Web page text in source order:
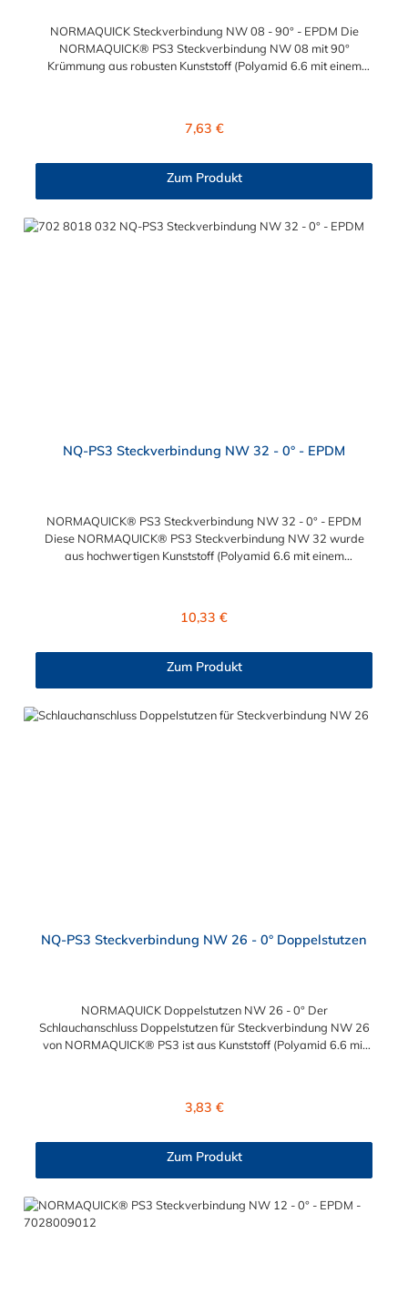
NORMAQUICK Steckverbindung NW 08 - 90° - EPDM Die
NORMAQUICK® PS3 Steckverbindung NW 08 mit 90°
Krümmung aus robusten Kunststoff (Polyamid 6.6 mit einem
3,5 bar maximalBerstdruck: 20 bar
Regulärer Preis:
7,63 €
Zum Produkt
NQ-PS3 Steckverbindung NW 32 - 0° - EPDM
NORMAQUICK® PS3 Steckverbindung NW 32 - 0° - EPDM
Diese NORMAQUICK® PS3 Steckverbindung NW 32 wurde
aus hochwertigen Kunststoff (Polyamid 6.6 mit einem
Steckverbindung NW 32 eine ideale Lösung. Zusätzlich findet
Ladeluftsystemen.Temperaturbereich: -40 bis
Regulärer Preis:
10,33 €
Zum Produkt
NQ-PS3 Steckverbindung NW 26 - 0° Doppelstutzen
NORMAQUICK Doppelstutzen NW 26 - 0° Der
Schlauchanschluss Doppelstutzen für Steckverbindung NW 26
von NORMAQUICK® PS3 ist aus Kunststoff (Polyamid 6.6 mit
Einsatz bei Ladeluftsystemen. Temperaturbereich: -40 bis
Regulärer Preis:
3,83 €
Zum Produkt